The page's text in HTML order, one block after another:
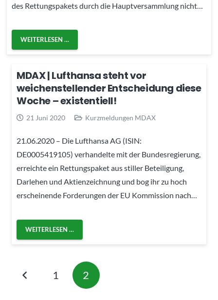
des Rettungspakets durch die Hauptversammlung nicht…
WEITERLESEN …
MDAX | Lufthansa steht vor
weichenstellender Entscheidung diese
Woche – existentiell!
21 Juni 2020 Kurzmeldungen MDAX
21.06.2020 – Die Lufthansa AG (ISIN:
DE0005419105) verhandelte mit der Bundesregierung,
erreichte ein Rettungspaket aus stiller Beteiligung,
Darlehen und Aktienzeichnung und bog ihr zu hoch
erscheinende Forderungen der EU Kommission nach…
WEITERLESEN …
1 2